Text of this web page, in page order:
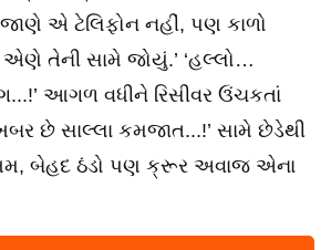
એ ટેલિફોન નહીં, પણ કાળો
એણે તેની સામે જોયું.’ ‘હલ્લો…
આગળ વધીને રિસીવર ઉંચકતાં
છે સાલ્લા કમજાત...!’ સામે છેડેથી
બેહદ ઠંડો પણ ક્રૂર અવાજ એના